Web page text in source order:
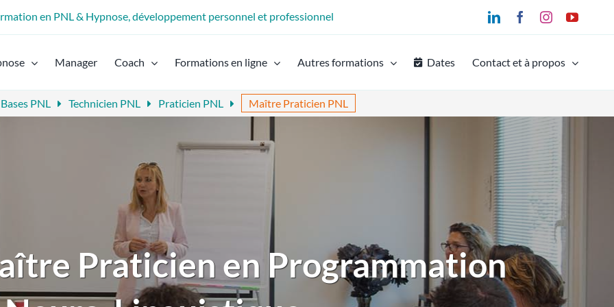
en PNL & Hypnose, développement personnel et professionnel LinkedInFacebookInstagram
Manager Coach Formations en ligne Autres formations Dates Contact et à propos
PNL Technicien PNL Praticien PNL Maître Praticien PNL
Praticien en Programmation